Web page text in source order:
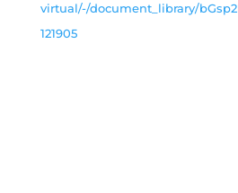
virtual/-/document_library/
121905